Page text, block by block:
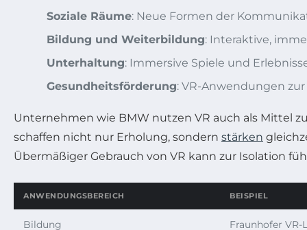
Soziale Räume: Neue Formen der
Bildung und Weiterbildung: Interaktive,
Unterhaltung: Immersive Spiele und
Gesundheitsförderung: VR-Anwendungen
Unternehmen wie BMW nutzen VR auch als Mittel
schaffen nicht nur Erholung, sondern stärken
Übermäßiger Gebrauch von VR kann zur Isolation
ANWENDUNGSBEREICH BEISPIEL
Bildung Fraunhofer